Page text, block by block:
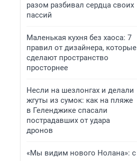
разом разбивал сердца своих
пассий
Маленькая кухня без хаоса: 7
правил от дизайнера, которые
сделают пространство
просторнее
Несли на шезлонгах и делали
жгуты из сумок: как на пляже
в Геленджике спасали
пострадавших от удара
дронов
«Мы видим нового Нолана»: с